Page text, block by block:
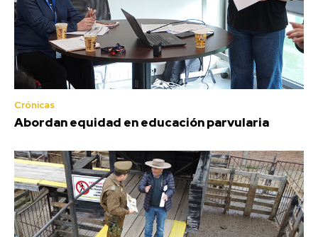
Crónicas
Abordan equidad en educación parvularia